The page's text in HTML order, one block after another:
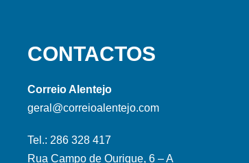
CONTACTOS
Correio Alentejo
geral@correioalentejo.com
Tel.: 286 328 417
Rua Campo de Ourique, 6 – A